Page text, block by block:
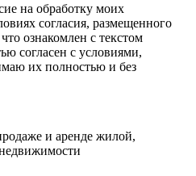
на обработку моих
согласия, размещенного
ознакомлен с текстом
согласен с условиями,
их полностью и без
и аренде жилой,